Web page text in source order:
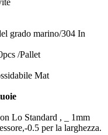
grado marino/304 In
/Pallet
Lo Standard , _ 1mm
0.5 per la larghezza.